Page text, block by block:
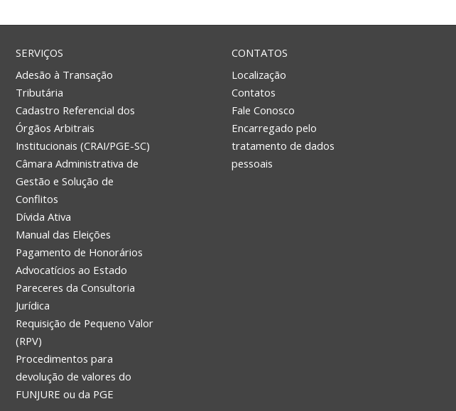
SERVIÇOS
Adesão à Transação
Tributária
Cadastro Referencial dos
Órgãos Arbitrais
Institucionais (CRAI/PGE-SC)
Câmara Administrativa de
Gestão e Solução de
Conflitos
Dívida Ativa
Manual das Eleições
Pagamento de Honorários
Advocatícios ao Estado
Pareceres da Consultoria
Jurídica
Requisição de Pequeno Valor
(RPV)
Procedimentos para
devolução de valores do
FUNJURE ou da PGE
CONTATOS
Localização
Contatos
Fale Conosco
Encarregado pelo
tratamento de dados
pessoais